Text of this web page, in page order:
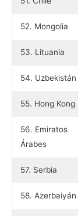
52. Mongolia
53. Lituania
54. Uzbekistán
55. Hong Kong
56. Emiratos
Árabes
57. Serbia
58. Azerbaiyán